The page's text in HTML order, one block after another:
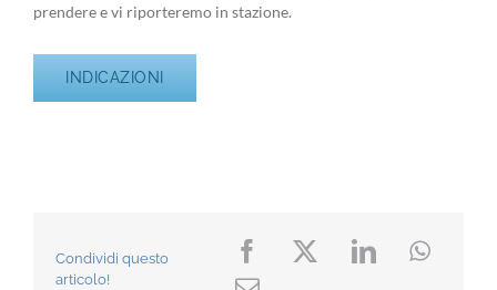
prendere e vi riporteremo in stazione.
INDICAZIONI
Condividi questo
articolo!